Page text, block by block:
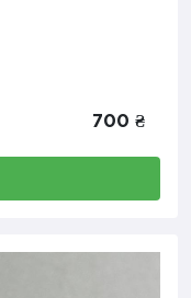
700 ₴